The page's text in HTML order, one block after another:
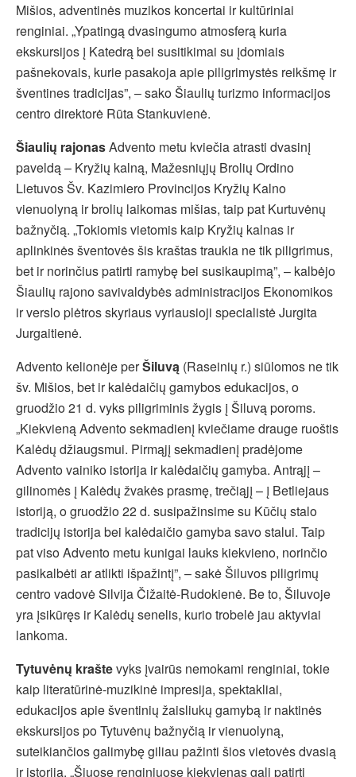
Mišios, adventinės muzikos koncertai ir kultūriniai
renginiai. „Ypatingą dvasingumo atmosferą kuria
ekskursijos į Katedrą bei susitikimai su įdomiais
pašnekovais, kurie pasakoja apie piligrimystės reikšmę ir
šventines tradicijas”, – sako Šiaulių turizmo informacijos
centro direktorė Rūta Stankuvienė.
Šiaulių rajonasAdvento metu kviečia atrasti dvasinį
paveldą – Kryžių kalną, Mažesniųjų Brolių Ordino
Lietuvos Šv. Kazimiero Provincijos Kryžių Kalno
vienuolyną ir brolių laikomas mišias, taip pat Kurtuvėnų
bažnyčią. „Tokiomis vietomis kaip Kryžių kalnas ir
aplinkinės šventovės šis kraštas traukia ne tik piligrimus,
bet ir norinčius patirti ramybę bei susikaupimą”, – kalbėjo
Šiaulių rajono savivaldybės administracijos Ekonomikos
ir verslo plėtros skyriaus vyriausioji specialistė Jurgita
Jurgaitienė.
Advento kelionėje perŠiluvą (Raseinių r.) siūlomos ne tik
šv. Mišios, bet ir kalėdaičių gamybos edukacijos, o
gruodžio 21 d. vyks piligriminis žygis į Šiluvą poroms.
„Kiekvieną Advento sekmadienį kviečiame drauge ruoštis
Kalėdų džiaugsmui. Pirmąjį sekmadienį pradėjome
Advento vainiko istorija ir kalėdaičių gamyba. Antrąjį –
gilinomės į Kalėdų žvakės prasmę, trečiąjį – į Betliejaus
istoriją, o gruodžio 22 d. susipažinsime su Kūčių stalo
tradicijų istorija bei kalėdaičio gamyba savo stalui. Taip
pat viso Advento metu kunigai lauks kiekvieno, norinčio
pasikalbėti ar atlikti išpažintį”, – sakė Šiluvos piligrimų
centro vadovė Silvija Čižaitė-Rudokienė. Be to, Šiluvoje
yra įsikūręs ir Kalėdų senelis, kurio trobelė jau aktyviai
lankoma.
Tytuvėnų kraštevyks įvairūs nemokami renginiai, tokie
kaip literatūrinė-muzikinė impresija, spektakliai,
edukacijos apie šventinių žaisliukų gamybą ir naktinės
ekskursijos po Tytuvėnų bažnyčią ir vienuolyną,
suteikiančios galimybę giliau pažinti šios vietovės dvasią
ir istoriją. „Šiuose renginiuose kiekvienas gali patirti